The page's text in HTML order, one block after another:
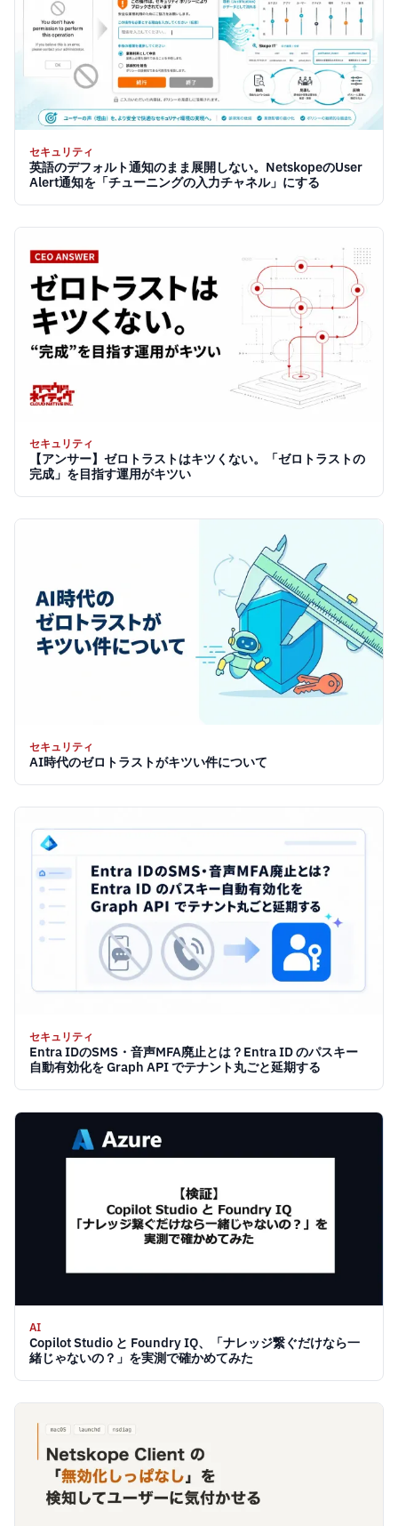
セキュリティ
英語のデフォルト通知のまま展開しない。NetskopeのUser
Alert通知を「チューニングの入力チャネル」にする
セキュリティ
【アンサー】ゼロトラストはキツくない。「ゼロトラストの
完成」を目指す運用がキツい
セキュリティ
AI時代のゼロトラストがキツい件について
セキュリティ
Entra IDのSMS・音声MFA廃止とは？Entra ID のパスキー
自動有効化を Graph API でテナント丸ごと延期する
AI
Copilot Studio と Foundry IQ、「ナレッジ繋ぐだけなら一
緒じゃないの？」を実測で確かめてみた